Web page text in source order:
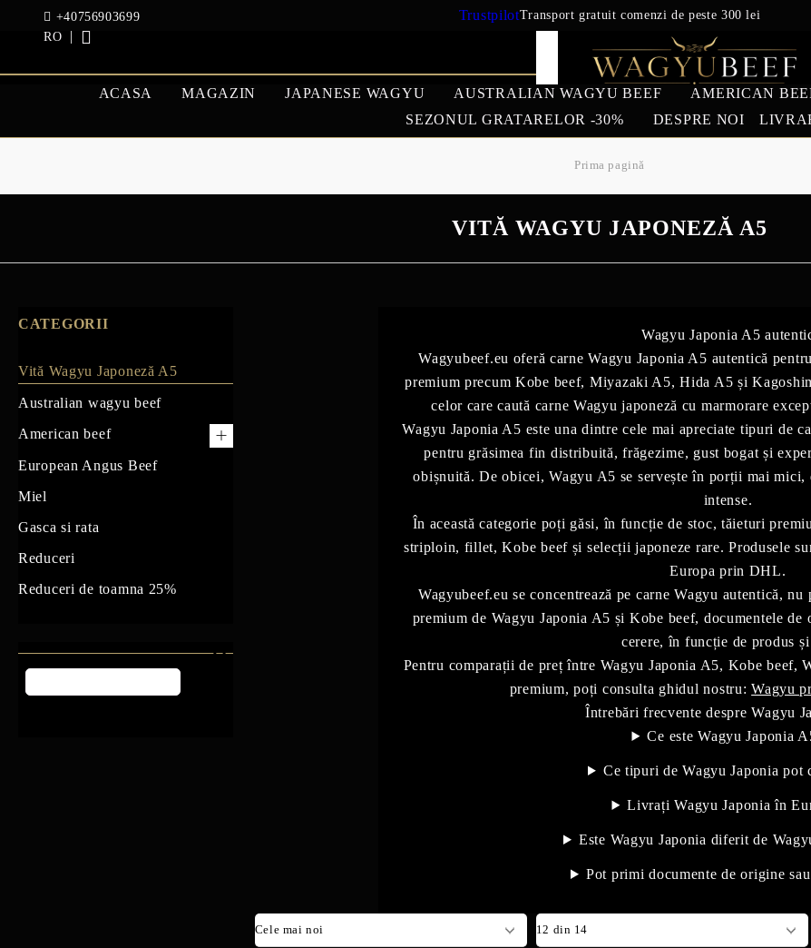
+40756903699 TrustpilotTransport gratuit comenzi de peste 300 lei
RO
ACASA MAGAZIN
US Prime Beef
South American beef
BEEF
JAPANESE WAGYU AUSTRALIAN WAGYU BEEF AMERICAN
SEZONUL GRATARELOR -30%
DESPRE NOI
CATEGORII
Vită Wagyu Japoneză A5
Australian wagyu beef
American beef
US Prime Beef
South American beef
European Angus Beef
Miel
Gasca si rata
Reduceri
Reduceri de toamna 25%
Prima pagină
VITĂ WAGYU JAPONEZĂ A5
Wagyu Japonia A5
Wagyubeef.eu oferă carne Wagyu Japonia A5 autentică
premium precum Kobe beef, Miyazaki A5, Hida A5 și
celor care caută carne Wagyu japoneză cu marmorare
Wagyu Japonia A5 este una dintre cele mai apreciate tipuri de
pentru grăsimea fin distribuită, frăgezime, gust bogat și
obișnuită. De obicei, Wagyu A5 se servește în porții mai mici,
intense.
În această categorie poți găsi, în funcție de stoc, tăieturi
striploin, fillet, Kobe beef și selecții japoneze rare. Produsele
Europa prin DHL.
Wagyubeef.eu se concentrează pe carne Wagyu autentică,
premium de Wagyu Japonia A5 și Kobe beef, documentele
cerere, în funcție de produs
Pentru comparații de preț între Wagyu Japonia A5, Kobe beef,
premium, poți consulta ghidul nostru:Wagyu
Întrebări frecvente despre Wagyu
Ce este Wagyu Japonia
Ce tipuri de Wagyu Japonia pot
Livrați Wagyu Japonia în
Este Wagyu Japonia diferit de
Pot primi documente de origine